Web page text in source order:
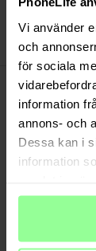
Vi använder
och
för sociala
information
annons- och
Dessa kan i
information
Art number:46774
Dieses schicke
wie im Alltag.
- In vielen
- Einfach